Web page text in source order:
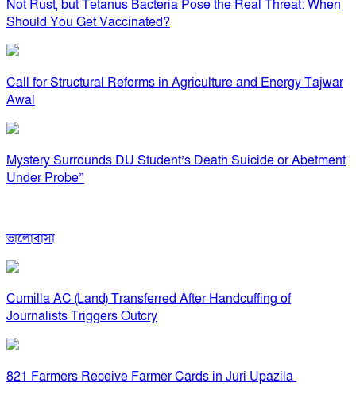
Not Rust, but Tetanus Bacteria Pose the Real Threat: When
Should You Get Vaccinated?
Call for Structural Reforms in Agriculture and Energy Tajwar
Awal
Mystery Surrounds DU Student’s Death Suicide or Abetment
Under Probe”
ভালোবাসা
Cumilla AC (Land) Transferred After Handcuffing of
Journalists Triggers Outcry
821 Farmers Receive Farmer Cards in Juri Upazila